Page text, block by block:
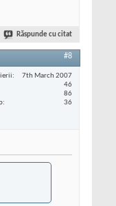
Răspunde cu citat
#8
7th March 2007
46
86
36